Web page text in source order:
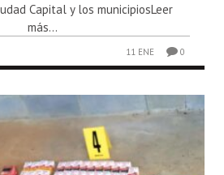
Capital y los municipiosLeer
más...
11 ENE 0